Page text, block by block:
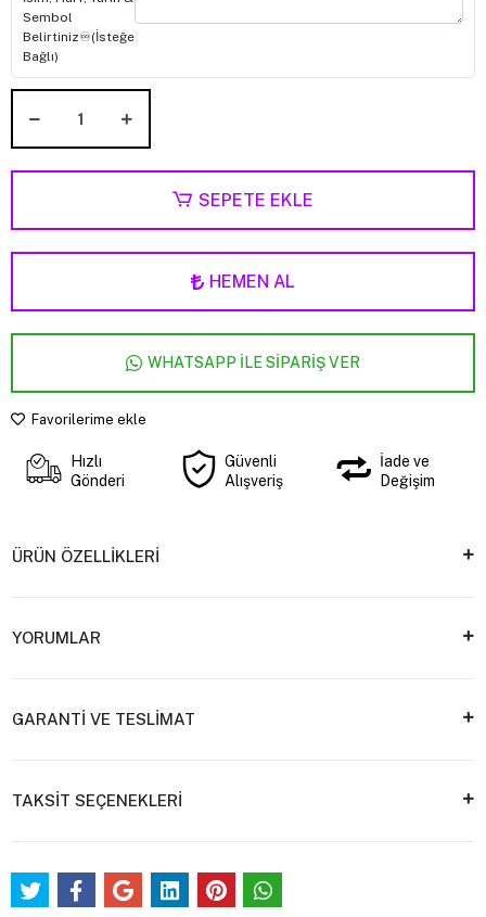
Sembol
Belirtiniz♾️(İsteğe
Bağlı)
SEPETE EKLE
HEMEN AL
WHATSAPP İLE SİPARİŞ VER
Favorilerime ekle
Hızlı
Gönderi
Güvenli
Alışveriş
İade ve
Değişim
ÜRÜN ÖZELLİKLERİ
YORUMLAR
GARANTİ VE TESLİMAT
TAKSİT SEÇENEKLERİ